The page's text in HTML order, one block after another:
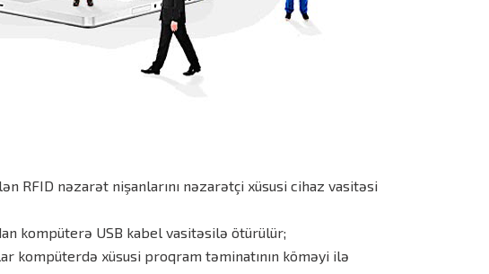
RFID nəzarət nişanlarını nəzarətçi xüsusi cihaz vasitəsi
kompüterə USB kabel vasitəsilə ötürülür;
kompüterdə xüsusi proqram təminatının köməyi ilə